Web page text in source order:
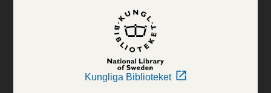
Kungliga Biblioteket